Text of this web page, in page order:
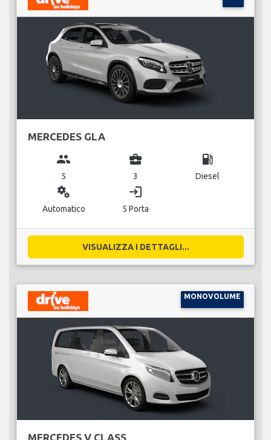
MERCEDES GLA
group
5
business_center
3
local_gas_station
Diesel
miscellaneous_services
Automatico
login
5 Porta
VISUALIZZA I DETTAGLI...
MONOVOLUME
MERCEDES V CLASS